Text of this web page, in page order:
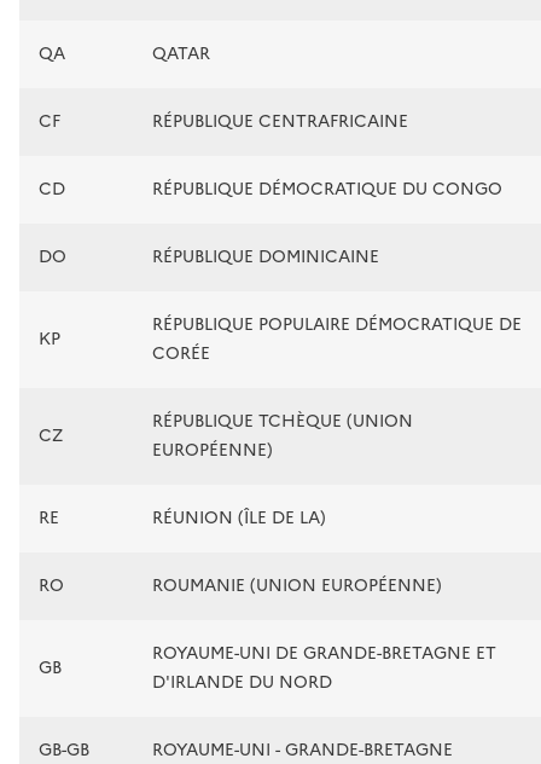
QA QATAR
CF RÉPUBLIQUE CENTRAFRICAINE
CD RÉPUBLIQUE DÉMOCRATIQUE DU CONGO
DO RÉPUBLIQUE DOMINICAINE
KP
RÉPUBLIQUE POPULAIRE DÉMOCRATIQUE DE
CORÉE
CZ
RÉPUBLIQUE TCHÈQUE (UNION
EUROPÉENNE)
RE RÉUNION (ÎLE DE LA)
RO ROUMANIE (UNION EUROPÉENNE)
GB
ROYAUME-UNI DE GRANDE-BRETAGNE ET
D'IRLANDE DU NORD
GB-GB ROYAUME-UNI - GRANDE-BRETAGNE